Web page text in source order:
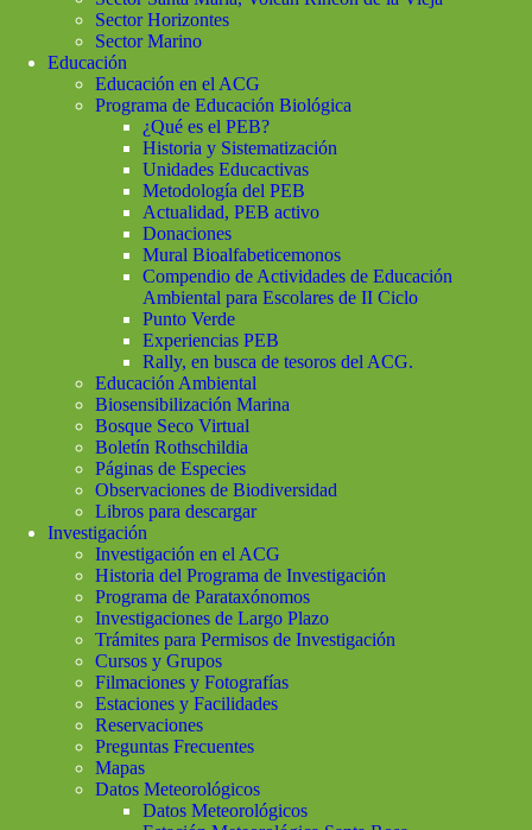
Sector Horizontes
Sector Marino
Educación
Educación en el ACG
Programa de Educación Biológica
¿Qué es el PEB?
Historia y Sistematización
Unidades Educactivas
Metodología del PEB
Actualidad, PEB activo
Donaciones
Mural Bioalfabeticemonos
Compendio de Actividades de Educación
Ambiental para Escolares de II Ciclo
Punto Verde
Experiencias PEB
Rally, en busca de tesoros del ACG.
Educación Ambiental
Biosensibilización Marina
Bosque Seco Virtual
Boletín Rothschildia
Páginas de Especies
Observaciones de Biodiversidad
Libros para descargar
Investigación
Investigación en el ACG
Historia del Programa de Investigación
Programa de Parataxónomos
Investigaciones de Largo Plazo
Trámites para Permisos de Investigación
Cursos y Grupos
Filmaciones y Fotografías
Estaciones y Facilidades
Reservaciones
Preguntas Frecuentes
Mapas
Datos Meteorológicos
Datos Meteorológicos